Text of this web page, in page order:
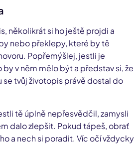
několikrát si ho ještě projdi a
nebo překlepy, které by tě
Popřemýšlej, jestli je
v něm mělo být a představ si, že
se tvůj životopis právě dostal do
tě úplně nepřesvědčil, zamysli
dalo zlepšit. Pokud tápeš, obrať
a nech si poradit. Víc očí vždycky